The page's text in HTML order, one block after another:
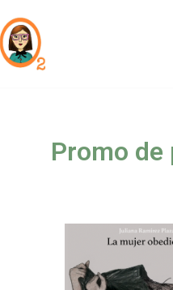
Promo de